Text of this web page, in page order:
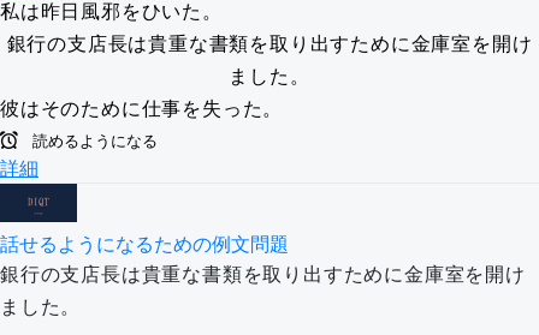
私は昨日風邪をひいた。
銀行の支店長は貴重な書類を取り出すために金庫室を開け
ました。
彼はそのために仕事を失った。
読めるようになる
詳細
話せるようになるための例文問題
銀行の支店長は貴重な書類を取り出すために金庫室を開け
ました。